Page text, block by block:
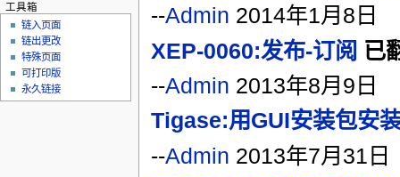
--Admin 2014年1月8日
XEP-0060:发布-订阅 已
--Admin 2013年8月9日
Tigase:用GUI安装包安
--Admin 2013年7月31日
工具箱
链入页面
链出更改
特殊页面
可打印版
永久链接